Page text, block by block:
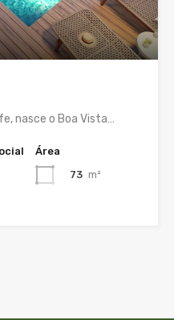
nasce o Boa Vista…
Área
73 m²